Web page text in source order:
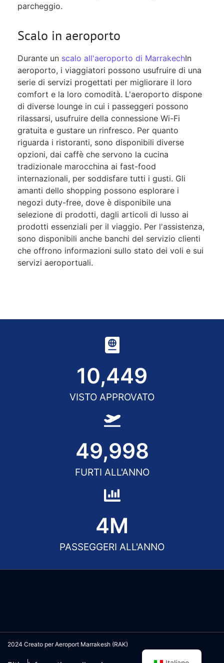
parcheggio.
Scalo in aeroporto
Durante un scalo all'aeroporto di MarrakechIn
aeroporto, i viaggiatori possono usufruire di una
serie di servizi progettati per migliorare il loro
comfort e la loro comodità. L'aeroporto dispone
di diverse lounge in cui i passeggeri possono
rilassarsi, usufruire della connessione Wi-Fi
gratuita e gustare un rinfresco. Per quanto
riguarda i ristoranti, sono disponibili diverse
opzioni, dai caffè che servono la cucina
tradizionale marocchina ai fast-food
internazionali, per soddisfare tutti i gusti. Gli
amanti dello shopping possono esplorare i
negozi duty-free, dove è disponibile una
selezione di prodotti, dagli articoli di lusso ai
prodotti essenziali per il viaggio. Per l'assistenza,
sono disponibili anche banchi del servizio clienti
che offrono informazioni sullo stato dei voli e sui
servizi aeroportuali.
VISTO APPROVATO
10,450
FURTI ALL'ANNO
50,000
PASSEGGERI ALL'ANNO
5M
2024 Creato per Aeroport Marrakesh (RAK)